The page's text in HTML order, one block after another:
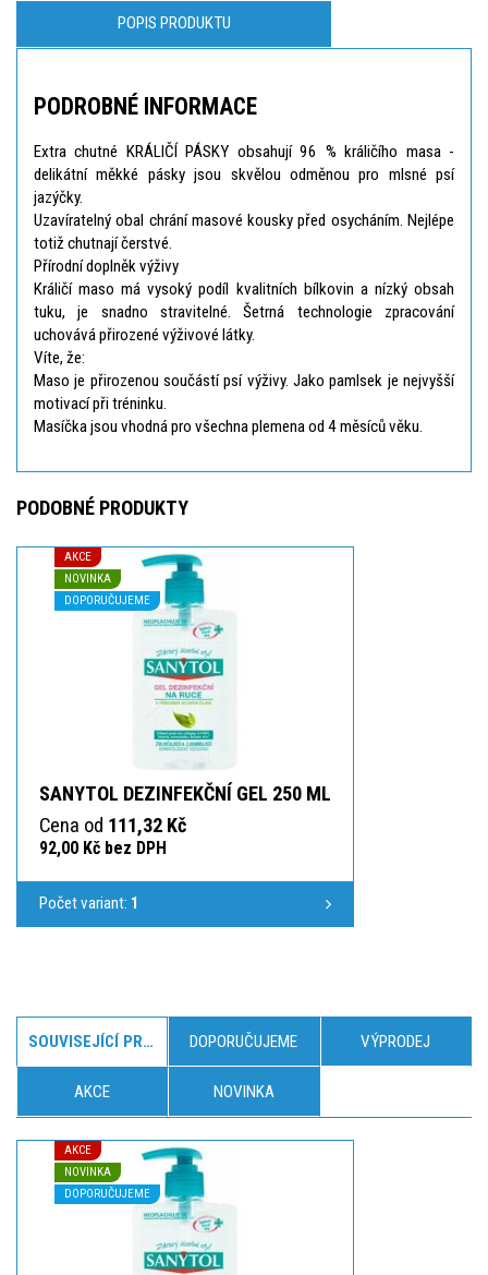
POPIS PRODUKTU
PODROBNÉ INFORMACE
Extra chutné KRÁLIČÍ PÁSKY obsahují 96 % králičího masa -
delikátní měkké pásky jsou skvělou odměnou pro mlsné psí
jazýčky.
Uzavíratelný obal chrání masové kousky před osycháním. Nejlépe
totiž chutnají čerstvé.
Přírodní doplněk výživy
Králičí maso má vysoký podíl kvalitních bílkovin a nízký obsah
tuku, je snadno stravitelné. Šetrná technologie zpracování
uchovává přirozené výživové látky.
Víte, že:
Maso je přirozenou součástí psí výživy. Jako pamlsek je nejvyšší
motivací při tréninku.
Masíčka jsou vhodná pro všechna plemena od 4 měsíců věku.
PODOBNÉ PRODUKTY
AKCE
NOVINKA
DOPORUČUJEME
SANYTOL DEZINFEKČNÍ GEL 250 ML
Cena od 111,32 Kč
92,00 Kč bez DPH
Počet variant: 1
SOUVISEJÍCÍ PRODUKTY DOPORUČUJEME VÝPRODEJ
AKCE NOVINKA
AKCE
NOVINKA
DOPORUČUJEME